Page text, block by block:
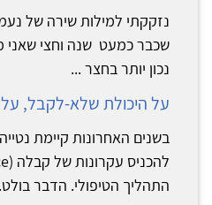
נזקקתי למילות שירה של
שכבר כמעט שנה וחצי
נכון יותר בחצר ...
על היכולת שלא-לקבל,
בשנים האחרונות קיימת
התהליך הטיפולי. הדבר